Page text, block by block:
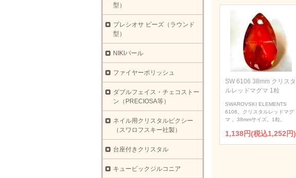
SW 6106 38mm クリスタ
ルレッドマグマ 1粒
SWAROVSKI ELEMENTS
6106。クリスタルレッドマグ
マ 。38mmサイズ。1粒。
1,138円(税込1,252円)
型）
プレシオサ ビーズ（ラウンド
型）
NIKIパール
ファイヤーポリッシュ
ダブルフェイス・チェコストー
ン（PRECIOSA等）
ネイル用クリスタルピクシー
（スワロフスキー社製）
台座付きクリスタル
キュービックジルコニア